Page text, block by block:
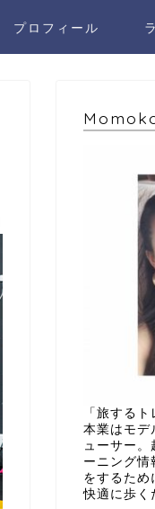
プロフィール
「旅する
本業はモデ
ューサー。
ーニング情
をするため
快適に歩く